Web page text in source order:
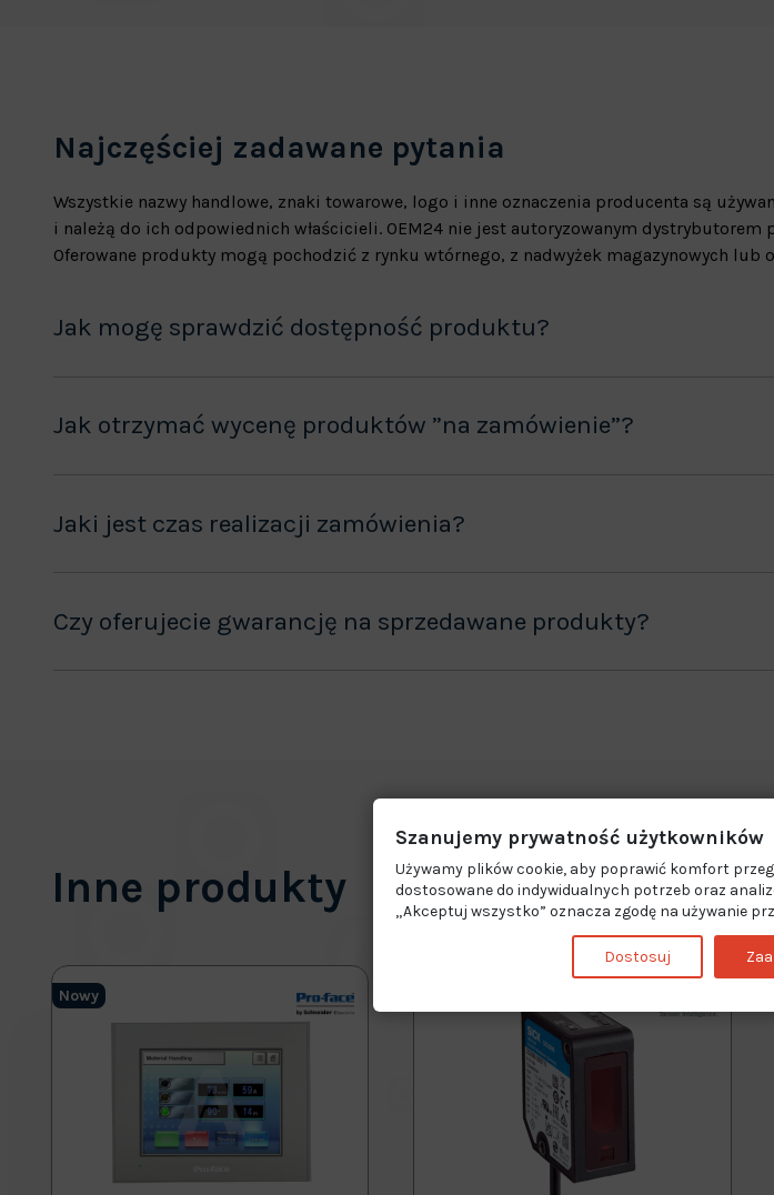
Najczęściej zadawane pytania
Wszystkie nazwy handlowe, znaki towarowe, logo i inne oznaczenia producenta są
i należą do ich odpowiednich właścicieli. OEM24 nie jest autoryzowanym dystrybutorem
Oferowane produkty mogą pochodzić z rynku wtórnego, z nadwyżek magazynowych lub
Jak mogę sprawdzić dostępność produktu?
Jak otrzymać wycenę produktów ”na zamówienie”?
Jaki jest czas realizacji zamówienia?
Czy oferujecie gwarancję na sprzedawane produkty?
Inne produkty
Nowy
Szanujemy prywatność użytkowników
Używamy plików cookie, aby poprawić komfort
dostosowane do indywidualnych potrzeb oraz
„Akceptuj wszystko” oznacza zgodę na używanie
Dostosuj